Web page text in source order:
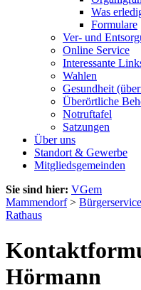
Was
Formulare
Ver- und
Online Service
Interessante
Wahlen
Gesundheit
Überörtliche
Notruftafel
Satzungen
Über uns
Standort & Gewerbe
Mitgliedsgemeinden
Sie sind hier: VGem
Mammendorf> Bürgerservice
Rathaus
Hörmann